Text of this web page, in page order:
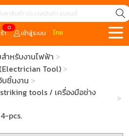
0
า เข้าสู่ระบบ ไทย
ำหรับงานไฟฟ้า
Tool)
ชิ้นงาน
tools / เครื่องมือช่าง
pcs.